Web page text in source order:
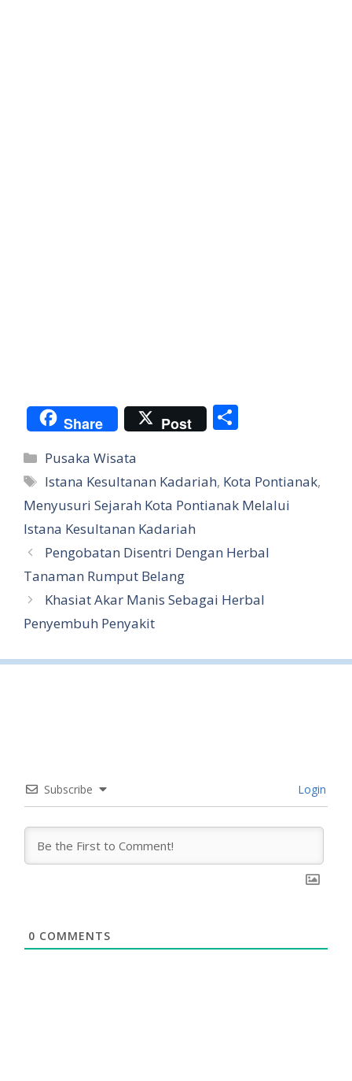
Share Post
e
Categories
Pusaka Wisata
Tags
Istana Kesultanan Kadariah, Kota Pontianak,
Menyusuri Sejarah Kota Pontianak Melalui
Istana Kesultanan Kadariah
Pengobatan Disentri Dengan Herbal
Tanaman Rumput Belang
Khasiat Akar Manis Sebagai Herbal
Penyembuh Penyakit
Subscribe Login
0 COMMENTS